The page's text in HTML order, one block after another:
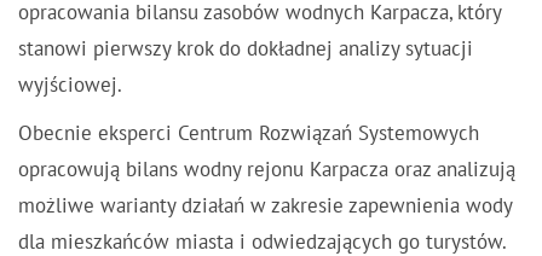
opracowania bilansu zasobów wodnych Karpacza, który
stanowi pierwszy krok do dokładnej analizy sytuacji
wyjściowej.
Obecnie eksperci Centrum Rozwiązań Systemowych
opracowują bilans wodny rejonu Karpacza oraz analizują
możliwe warianty działań w zakresie zapewnienia wody
dla mieszkańców miasta i odwiedzających go turystów.